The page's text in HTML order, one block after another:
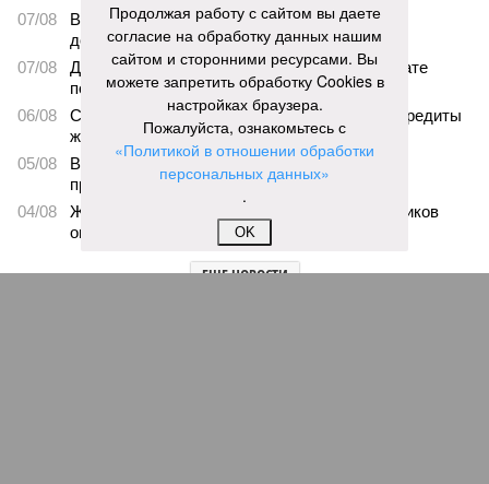
07/08
В Чебоксарах в ближайшие годы не будут
достраивать спуск к заливу
07/08
Два предприятия выплатили долги по зарплате
после вмешательства прокуратуры
06/08
Суд аннулировал ошибочно оформленные кредиты
жителя Чебоксар
05/08
В Чебоксарах снесут 46 строений рядом с
проблемной «Кувшинкой»
04/08
Житель Екатеринбурга по указанию мошенников
ограбил квартиру в Чебоксарах
ЕЩЕ НОВОСТИ
Продолжая работу с сайтом вы даете
согласие на обработку данных нашим
сайтом и сторонними ресурсами. Вы
можете запретить обработку Cookies в
настройках браузера.
Пожалуйста, ознакомьтесь с
«Политикой в отношении обработки
персональных данных»
.
OK